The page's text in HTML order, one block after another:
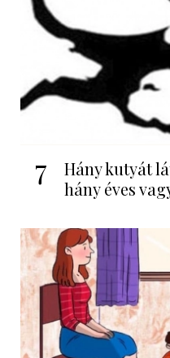
7
Hány kutyát
hány éves